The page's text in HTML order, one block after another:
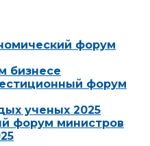
форум
бизнесе
форум
ученых 2025
форум министров